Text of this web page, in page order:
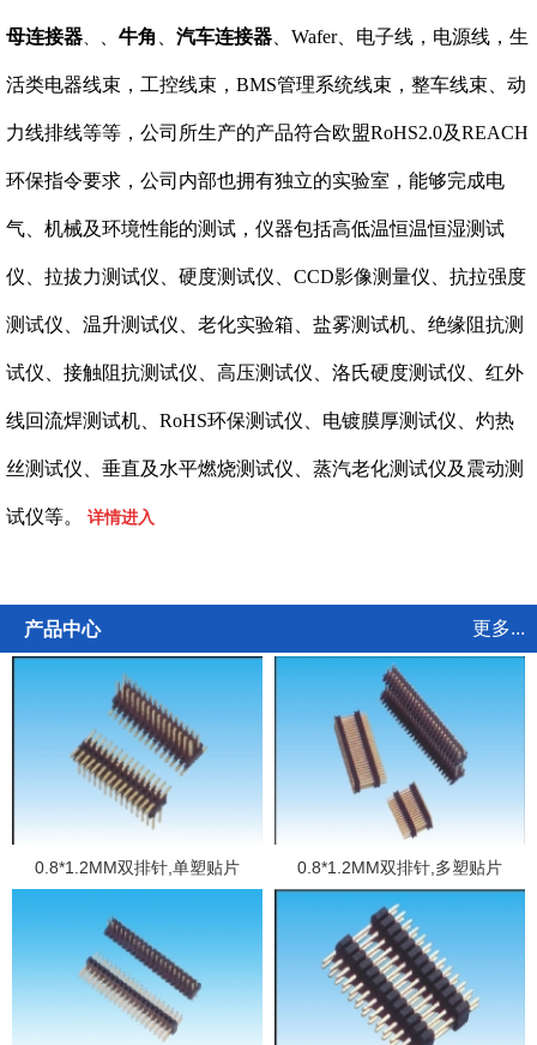
母连接器 牛角 汽车连接器 、Wafer、电子线，电源线，生
活类电器线束，工控线束，BMS管理系统线束，整车线束、动
力线排线等等，公司所生产的产品符合欧盟RoHS2.0及REACH
环保指令要求，公司内部也拥有独立的实验室，能够完成电
气、机械及环境性能的测试，仪器包括高低温恒温恒湿测试
仪、拉拔力测试仪、硬度测试仪、CCD影像测量仪、抗拉强度
测试仪、温升测试仪、老化实验箱、盐雾测试机、绝缘阻抗测
试仪、接触阻抗测试仪、高压测试仪、洛氏硬度测试仪、红外
线回流焊测试机、RoHS环保测试仪、电镀膜厚测试仪、灼热
丝测试仪、垂直及水平燃烧测试仪、蒸汽老化测试仪及震动测
试仪等。 详情进入
产品中心 更多...
0.8*1.2MM双排针,单塑贴片 0.8*1.2MM双排针,多塑贴片